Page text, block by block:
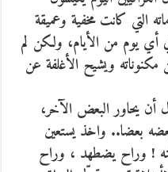
التي كانت مخفية وعميقة
يوم من الأيام، ولكن لم
ويشيح الأغلفة عن
يحاور البعض الآخر،
بعضا.. واخذ يستعين
! وراح يضطهد ، وراح